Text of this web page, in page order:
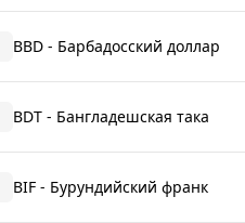
BBD - Барбадосский доллар
BDT - Бангладешская така
BIF - Бурундийский франк